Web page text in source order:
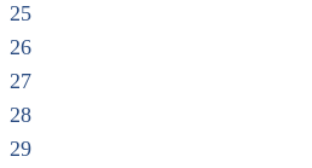
25
26
27
28
29